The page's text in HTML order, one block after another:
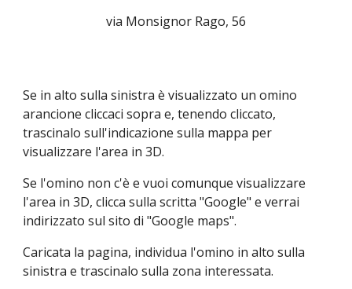
via Monsignor Rago, 56
Se in alto sulla sinistra è visualizzato un omino
arancione cliccaci sopra e, tenendo cliccato,
trascinalo sull'indicazione sulla mappa per
visualizzare l'area in 3D.
Se l'omino non c'è e vuoi comunque visualizzare
l'area in 3D, clicca sulla scritta "Google" e verrai
indirizzato sul sito di "Google maps".
Caricata la pagina, individua l'omino in alto sulla
sinistra e trascinalo sulla zona interessata.